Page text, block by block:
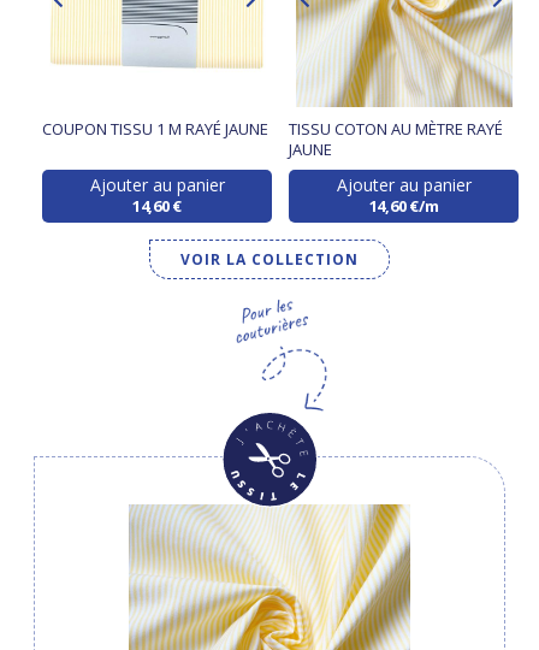
COUPON TISSU 1 M RAYÉ JAUNE
Ajouter au panier
14,60 €
TISSU COTON AU MÈTRE RAYÉ
JAUNE
Ajouter au panier
14,60 €/m
VOIR LA COLLECTION